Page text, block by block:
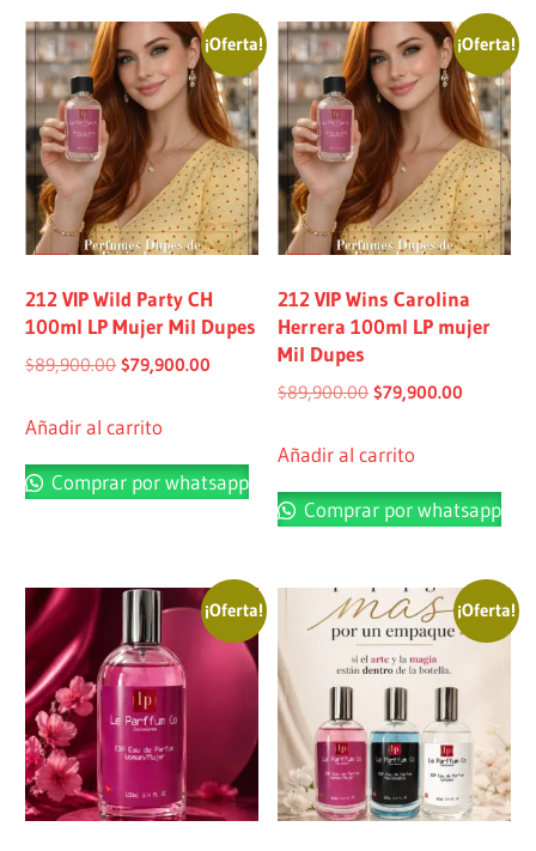
¡Oferta!
212 VIP Wild Party CH
100ml LP Mujer Mil Dupes
$89,900.00 $79,900.00
Añadir al carrito
Comprar por whatsapp
¡Oferta!
212 VIP Wins Carolina
Herrera 100ml LP mujer
Mil Dupes
$89,900.00 $79,900.00
Añadir al carrito
Comprar por whatsapp
¡Oferta! ¡Oferta!